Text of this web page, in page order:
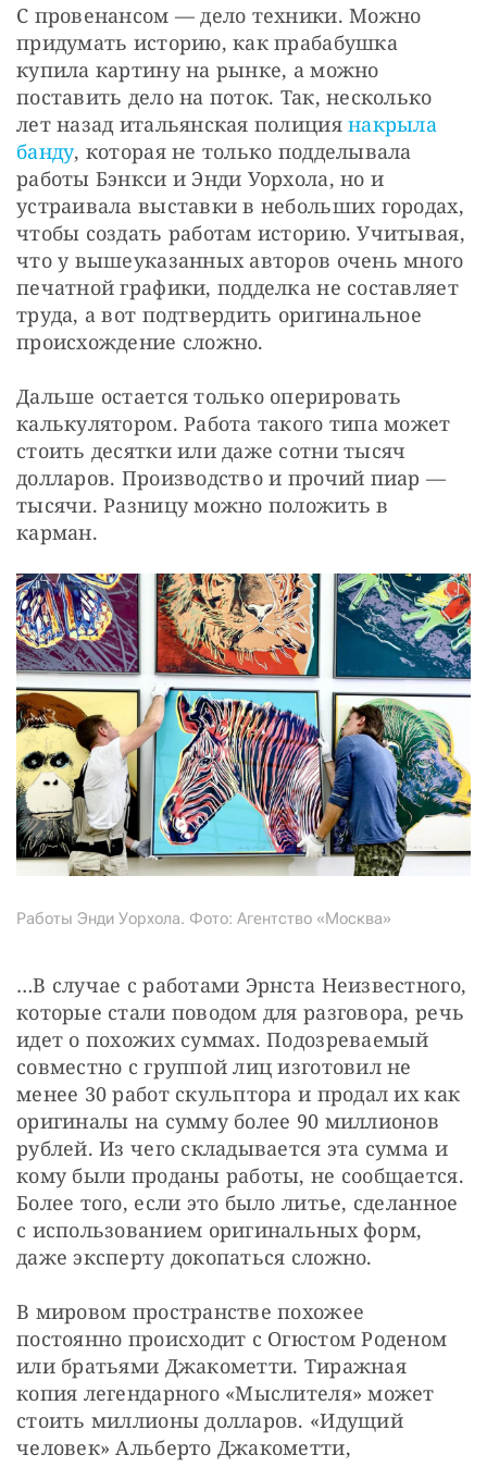
С провенансом — дело техники. Можно
придумать историю, как прабабушка
купила картину на рынке, а можно
поставить дело на поток. Так, несколько
лет назад итальянская полиция накрыла
банду, которая не только подделывала
работы Бэнкси и Энди Уорхола, но и
устраивала выставки в небольших городах,
чтобы создать работам историю. Учитывая,
что у вышеуказанных авторов очень много
печатной графики, подделка не составляет
труда, а вот подтвердить оригинальное
происхождение сложно.
Дальше остается только оперировать
калькулятором. Работа такого типа может
стоить десятки или даже сотни тысяч
долларов. Производство и прочий пиар —
тысячи. Разницу можно положить в
карман.
Работы Энди Уорхола. Фото: Агентство «Москва»
…В случае с работами Эрнста Неизвестного,
которые стали поводом для разговора, речь
идет о похожих суммах. Подозреваемый
совместно с группой лиц изготовил не
менее 30 работ скульптора и продал их как
оригиналы на сумму более 90 миллионов
рублей. Из чего складывается эта сумма и
кому были проданы работы, не сообщается.
Более того, если это было литье, сделанное
с использованием оригинальных форм,
даже эксперту докопаться сложно.
В мировом пространстве похожее
постоянно происходит с Огюстом Роденом
или братьями Джакометти. Тиражная
копия легендарного «Мыслителя» может
стоить миллионы долларов. «Идущий
человек» Альберто Джакометти,